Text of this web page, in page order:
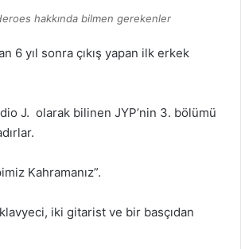
hakkında bilmen gerekenler
6 yıl sonra çıkış yapan ilk erkek
J. olarak bilinen JYP’nin 3. bölümü
Kahramanız”.
iki gitarist ve bir basçıdan